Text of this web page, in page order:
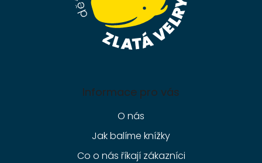
Informace pro vás
O nás
Jak balíme knížky
Co o nás říkají zákazníci